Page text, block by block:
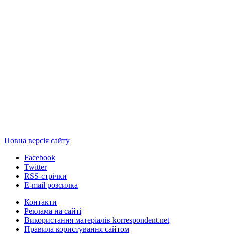
Повна версія сайту
Facebook
Twitter
RSS-стрічки
E-mail розсилка
Контакти
Реклама на сайті
Використання матеріалів korrespondent.net
Правила користування сайтом